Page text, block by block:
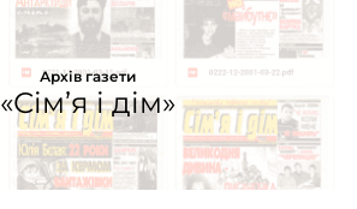
Архів газети
«Сім’я і дім»